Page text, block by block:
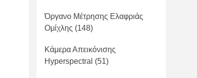
Όργανο Μέτρησης Ελαφριάς
Ομίχλης (148)
Κάμερα Απεικόνισης
Hyperspectral (51)